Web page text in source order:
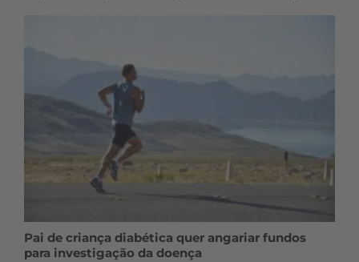
Pai de criança diabética quer angariar fundos
para investigação da doença